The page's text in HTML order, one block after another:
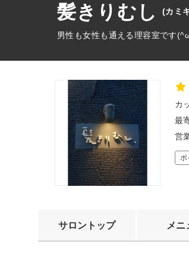
髪きりむし (カミ
男性も女性も通える理容室です
カ
最
営
ポ
サロントップ メニ